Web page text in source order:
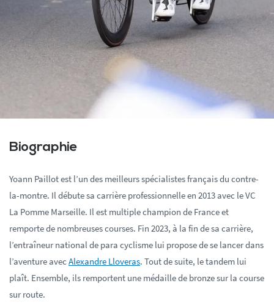
Biographie
Yoann Paillot est l’un des meilleurs spécialistes français du contre-
la-montre. Il débute sa carrière professionnelle en 2013 avec le VC
La Pomme Marseille. Il est multiple champion de France et
remporte de nombreuses courses. Fin 2023, à la fin de sa carrière,
l’entraîneur national de para cyclisme lui propose de se lancer dans
l’aventure avec Alexandre Lloveras. Tout de suite, le tandem lui
plaît. Ensemble, ils remportent une médaille de bronze sur la course
sur route.